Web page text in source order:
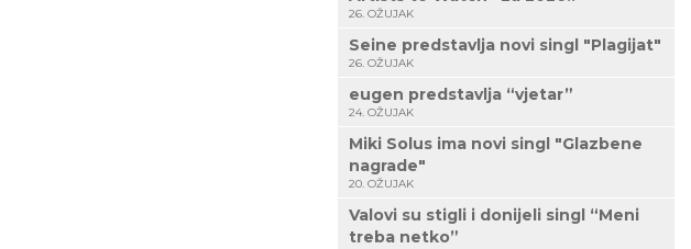
26. OŽUJAK
Seine predstavlja novi singl "Plagijat"
26. OŽUJAK
eugen predstavlja “vjetar”
24. OŽUJAK
Miki Solus ima novi singl "Glazbene
nagrade"
20. OŽUJAK
Valovi su stigli i donijeli singl “Meni
treba netko”